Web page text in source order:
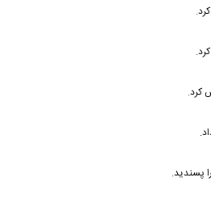
کرد.
را پسندید.